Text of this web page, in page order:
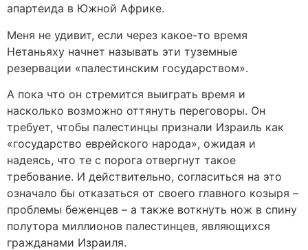
апартеида в Южной Африке.
Меня не удивит, если через какое-то время
Нетаньяху начнет называть эти туземные
резервации «палестинским государством».
А пока что он стремится выиграть время и
насколько возможно оттянуть переговоры. Он
требует, чтобы палестинцы признали Израиль как
«государство еврейского народа», ожидая и
надеясь, что те с порога отвергнут такое
требование. И действительно, согласиться на это
означало бы отказаться от своего главного козыря –
проблемы беженцев – а также воткнуть нож в спину
полутора миллионов палестинцев, являющихся
гражданами Израиля.